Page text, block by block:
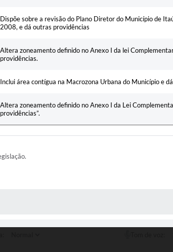
Dispõe sobre a revisão do Plano Diretor do Município de
2008, e dá outras providências
Altera zoneamento definido no Anexo I da lei
providências.
Inclui área contígua na Macrozona Urbana do Município e
Altera zoneamento definido no Anexo I da Lei
providências”.